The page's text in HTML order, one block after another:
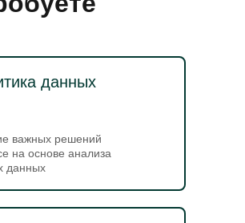
данных
важных решений
на основе анализа
данных